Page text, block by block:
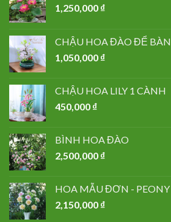
1,250,000 ₫
CHẬU HOA ĐÀO ĐỂ BÀN
1,050,000 ₫
CHẬU HOA LILY 1 CÀNH
450,000 ₫
BÌNH HOA ĐÀO
2,500,000 ₫
HOA MẪU ĐƠN - PEONY
2,150,000 ₫